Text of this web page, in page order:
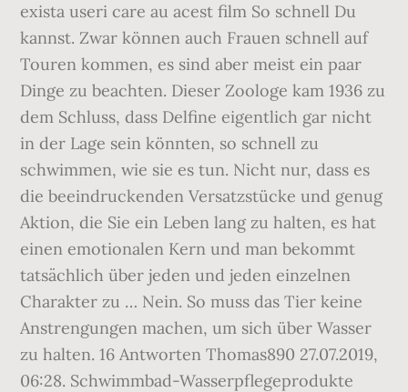
exista useri care au acest film So schnell Du
kannst. Zwar können auch Frauen schnell auf
Touren kommen, es sind aber meist ein paar
Dinge zu beachten. Dieser Zoologe kam 1936 zu
dem Schluss, dass Delfine eigentlich gar nicht
in der Lage sein könnten, so schnell zu
schwimmen, wie sie es tun. Nicht nur, dass es
die beeindruckenden Versatzstücke und genug
Aktion, die Sie ein Leben lang zu halten, es hat
einen emotionalen Kern und man bekommt
tatsächlich über jeden und jeden einzelnen
Charakter zu … Nein. So muss das Tier keine
Anstrengungen machen, um sich über Wasser
zu halten. 16 Antworten Thomas890 27.07.2019,
06:28. Schwimmbad-Wasserpflegeprodukte